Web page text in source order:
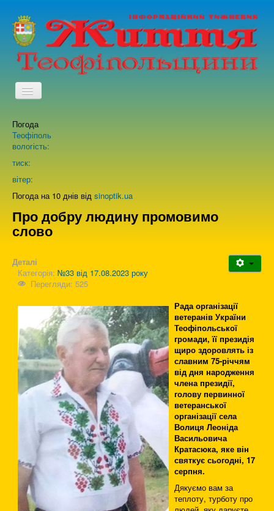
TPL_PROTOSTAR_TOGGLE_MENU
Про нас
Зворотній зв'язок
Погода
Теофіполь
вологість:
тиск:
вітер:
Погода на 10 днів від sinoptik.ua
Про добру людину промовимо
слово
Деталі
Категорія: №33 від 17.08.2023 року
Перегляди: 525
Рада організації
ветеранів України
Теофіпольської
громади, її президія
щиро здоровлять із
славним 75-річчям
від дня народження
члена президії,
голову первинної
ветеранської
організації села
Волиця Леоніда
Васильовича
Кратасюка, яке він
святкує сьогодні, 17
серпня.
Дякуємо вам за
теплоту, турботу про